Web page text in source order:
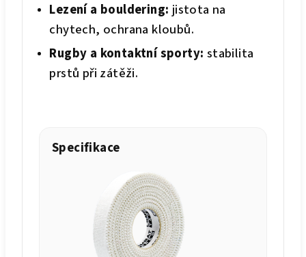
Lezení a bouldering: jistota na
chytech, ochrana kloubů.
Rugby a kontaktní sporty: stabilita
prstů při zátěži.
Specifikace